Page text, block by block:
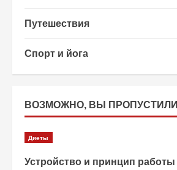
Путешествия
Спорт и йога
ВОЗМОЖНО, ВЫ ПРОПУСТИЛИ
Диеты
Устройство и принцип работы